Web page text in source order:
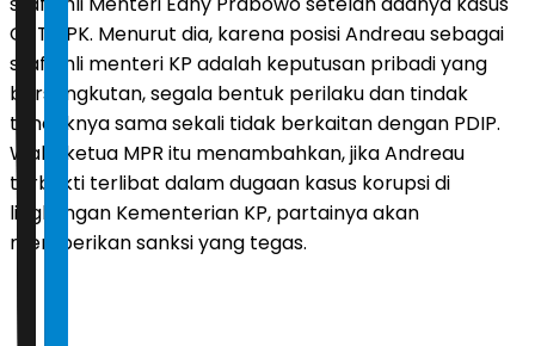
OTT KPK. Menurut dia, karena posisi Andreau sebagai
staf ahli menteri KP adalah keputusan pribadi yang
bersangkutan, segala bentuk perilaku dan tindak
tanduknya sama sekali tidak berkaitan dengan PDIP.
Wakil ketua MPR itu menambahkan, jika Andreau
terbukti terlibat dalam dugaan kasus korupsi di
lingkungan Kementerian KP, partainya akan
memberikan sanksi yang tegas.